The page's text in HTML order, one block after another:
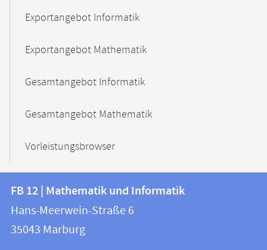
Exportangebot Informatik
Exportangebot Mathematik
Gesamtangebot Informatik
Gesamtangebot Mathematik
Vorleistungsbrowser
Kontakt
und
Informationen
FB
12
|
FB 12 | Mathematik und Informatik
Hans-Meerwein-Straße 6
35043 Marburg